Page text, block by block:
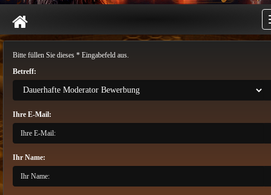
Bitte füllen Sie dieses * Eingabefeld aus.
Betreff:
Ihre E-Mail:
Ihr Name: